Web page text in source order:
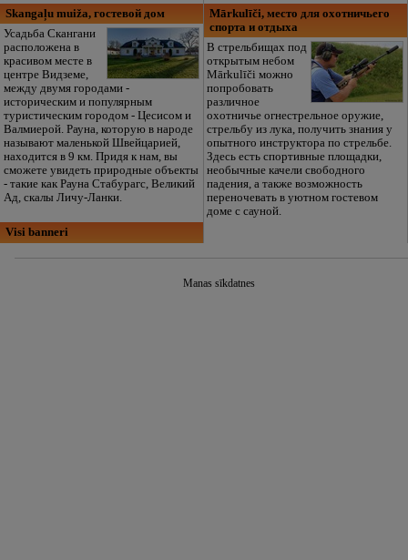
Skangaļu muiža, гостевой дом
Усадьба Скангани
расположена в
красивом месте в
центре Видземе,
между двумя городами -
историческим и популярным
туристическим городом - Цесисом и
Валмиерой. Рауна, которую в народе
называют маленькой Швейцарией,
находится в 9 км. Придя к нам, вы
сможете увидеть природные объекты
- такие как Рауна Стабурагс, Великий
Ад, скалы Личу-Ланки.
Mārkulīči, место для охотничьего
спорта и отдыха
В стрельбищах под
открытым небом
Mārkulīči можно
попробовать
различное
охотничье огнестрельное оружие,
стрельбу из лука, получить знания у
опытного инструктора по стрельбе.
Здесь есть спортивные площадки,
необычные качели свободного
падения, а также возможность
переночевать в уютном гостевом
доме с сауной.
Visi banneri
Manas sīkdatnes